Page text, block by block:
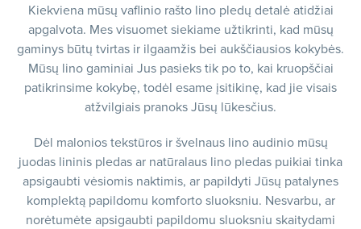
Kiekviena mūsų vaflinio rašto lino pledų detalė atidžiai
apgalvota. Mes visuomet siekiame užtikrinti, kad mūsų
gaminys būtų tvirtas ir ilgaamžis bei aukščiausios kokybės.
Mūsų lino gaminiai Jus pasieks tik po to, kai kruopščiai
patikrinsime kokybę, todėl esame įsitikinę, kad jie visais
atžvilgiais pranoks Jūsų lūkesčius.
Dėl malonios tekstūros ir švelnaus lino audinio mūsų
juodas lininis pledas ar natūralaus lino pledas puikiai tinka
apsigaubti vėsiomis naktimis, ar papildyti Jūsų patalynes
komplektą papildomu komforto sluoksniu. Nesvarbu, ar
norėtumėte apsigaubti papildomu sluoksniu skaitydami